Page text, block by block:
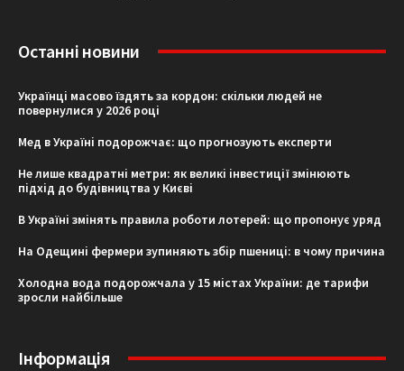
Останні новини
Українці масово їздять за кордон: скільки людей не
повернулися у 2026 році
Мед в Україні подорожчає: що прогнозують експерти
Не лише квадратні метри: як великі інвестиції змінюють
підхід до будівництва у Києві
В Україні змінять правила роботи лотерей: що пропонує уряд
На Одещині фермери зупиняють збір пшениці: в чому причина
Холодна вода подорожчала у 15 містах України: де тарифи
зросли найбільше
Інформація